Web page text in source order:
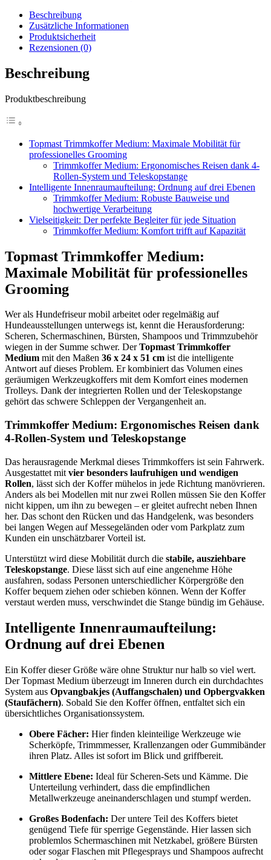
Beschreibung
Zusätzliche Informationen
Produktsicherheit
Rezensionen (0)
Beschreibung
Produktbeschreibung
Topmast Trimmkoffer Medium: Maximale Mobilität für
professionelles Grooming
Trimmkoffer Medium: Ergonomisches Reisen dank 4-
Rollen-System und Teleskopstange
Intelligente Innenraumaufteilung: Ordnung auf drei Ebenen
Trimmkoffer Medium: Robuste Bauweise und
hochwertige Verarbeitung
Vielseitigkeit: Der perfekte Begleiter für jede Situation
Trimmkoffer Medium: Komfort trifft auf Kapazität
Topmast Trimmkoffer Medium:
Maximale Mobilität für professionelles
Grooming
Wer als Hundefriseur mobil arbeitet oder regelmäßig auf
Hundeausstellungen unterwegs ist, kennt die Herausforderung:
Scheren, Schermaschinen, Bürsten, Shampoos und Trimmzubehör
wiegen in der Summe schwer. DerTopmast Trimmkoffer
Medium mit den Maßen 36 x 24 x 51 cm ist die intelligente
Antwort auf dieses Problem. Er kombiniert das Volumen eines
geräumigen Werkzeugkoffers mit dem Komfort eines modernen
Trolleys. Dank der integrierten Rollen und der Teleskopstange
gehört das schwere Schleppen der Vergangenheit an.
Trimmkoffer Medium: Ergonomisches Reisen dank
4-Rollen-System und Teleskopstange
Das herausragende Merkmal dieses Trimmkoffers ist sein Fahrwerk.
Ausgestattet mit vier besonders laufruhigen und wendigen
Rollen, lässt sich der Koffer mühelos in jede Richtung manövrieren.
Anders als bei Modellen mit nur zwei Rollen müssen Sie den Koffer
nicht kippen, um ihn zu bewegen – er gleitet aufrecht neben Ihnen
her. Das schont den Rücken und das Handgelenk, was besonders
bei langen Wegen auf Messegeländen oder vom Parkplatz zum
Kunden ein unschätzbarer Vorteil ist.
Unterstützt wird diese Mobilität durch die stabile, ausziehbare
Teleskopstange. Diese lässt sich auf eine angenehme Höhe
ausfahren, sodass Personen unterschiedlicher Körpergröße den
Koffer bequem ziehen oder schieben können. Wenn der Koffer
verstaut werden muss, verschwindet die Stange bündig im Gehäuse.
Intelligente Innenraumaufteilung:
Ordnung auf drei Ebenen
Ein Koffer dieser Größe wäre ohne Struktur nur halb so viel wert.
Der Topmast Medium überzeugt im Inneren durch ein durchdachtes
System aus Opvangbakjes (Auffangschalen) und Opbergvakken
(Staufächern). Sobald Sie den Koffer öffnen, entfaltet sich ein
übersichtliches Organisationssystem.
Obere Fächer: Hier finden kleinteilige Werkzeuge wie
Scherköpfe, Trimmmesser, Krallenzangen oder Gummibänder
ihren Platz. Alles ist sofort im Blick und griffbereit.
Mittlere Ebene: Ideal für Scheren-Sets und Kämme. Die
Unterteilung verhindert, dass die empfindlichen
Metallwerkzeuge aneinanderschlagen und stumpf werden.
Großes Bodenfach: Der untere Teil des Koffers bietet
genügend Tiefe für sperrige Gegenstände. Hier lassen sich
problemlos Schermaschinen mit Netzkabel, größere Bürsten
oder sogar Flaschen mit Pflegesprays und Shampoos aufrecht